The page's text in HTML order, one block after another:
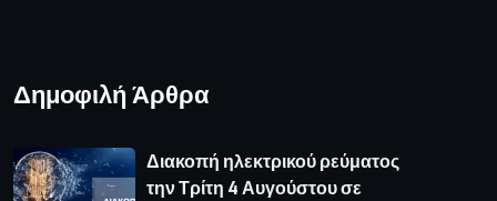
Δημοφιλή Άρθρα
Διακοπή ηλεκτρικού ρεύματος
την Τρίτη 4 Αυγούστου σε